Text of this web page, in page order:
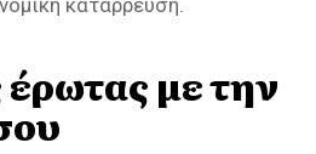
κατάρρευση.
με την